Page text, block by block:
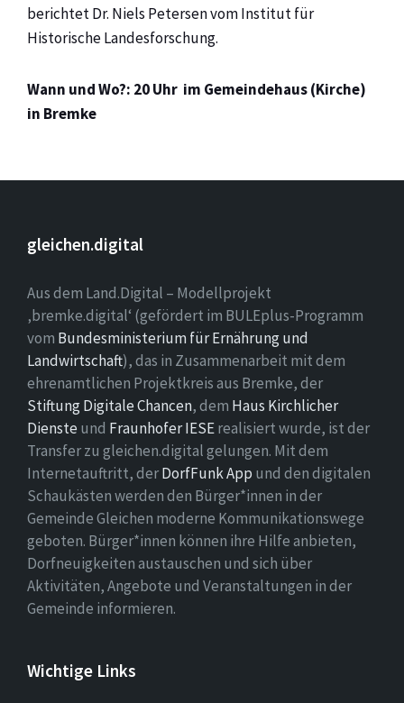
berichtet Dr. Niels Petersen vom Institut für
Historische Landesforschung.
Wann und Wo?: 20 Uhr im Gemeindehaus (Kirche)
in Bremke
gleichen.digital
Aus dem Land.Digital – Modellprojekt
‚bremke.digital‘ (gefördert im BULEplus-Programm
vom Bundesministerium für Ernährung und
Landwirtschaft), das in Zusammenarbeit mit dem
ehrenamtlichen Projektkreis aus Bremke, der
Stiftung Digitale Chancen, dem Haus Kirchlicher
Dienste und Fraunhofer IESErealisiert wurde, ist der
Transfer zu gleichen.digital gelungen. Mit dem
Internetauftritt, derDorfFunk App und den digitalen
Schaukästen werden den Bürger*innen in der
Gemeinde Gleichen moderne Kommunikationswege
geboten. Bürger*innen können ihre Hilfe anbieten,
Dorfneuigkeiten austauschen und sich über
Aktivitäten, Angebote und Veranstaltungen in der
Gemeinde informieren.
Wichtige Links